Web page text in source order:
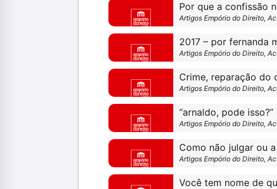
Por que a confissão
Artigos Empório do Direito,
2017 – por fernanda
Artigos Empório do Direito,
Artigos Empório do Direito,
Artigos Empório do Direito,
Como não julgar ou
Artigos Empório do Direito,